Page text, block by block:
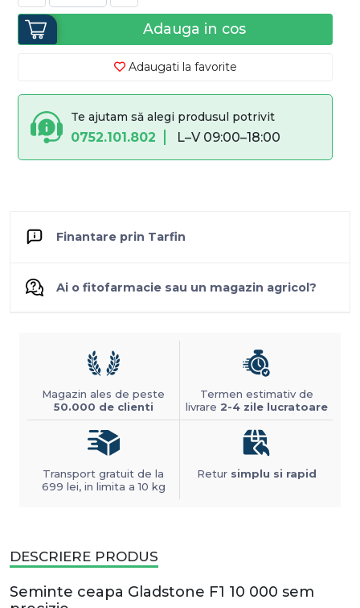
Adauga in cos
Adaugati la favorite
Te ajutam să alegi produsul potrivit
0752.101.802 L–V 09:00–18:00
Finantare prin Tarfin
Ai o fitofarmacie sau un magazin agricol?
Magazin ales de peste
50.000 de clienti
Termen estimativ de
livrare 2-4 zile lucratoare
Transport gratuit de la
699 lei, in limita a 10 kg
Retur simplu si rapid
DESCRIERE PRODUS
Seminte ceapa Gladstone F1 10 000 sem